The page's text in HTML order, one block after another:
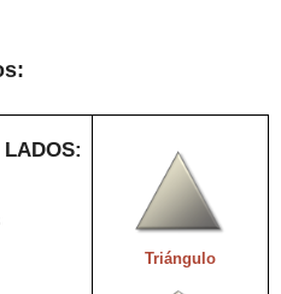
:
LADOS:
Triángulo